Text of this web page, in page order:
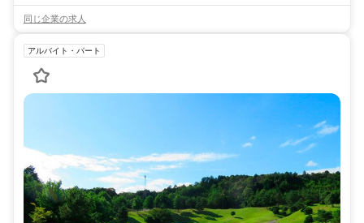
同じ企業の求人
アルバイト・パート